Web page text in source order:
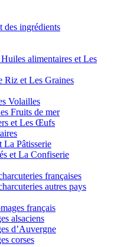
des ingrédients
alimentaires et Les
Riz et Les Graines
Volailles
Fruits de mer
et Les Œufs
La Pâtisserie
et La Confiserie
françaises
autres pays
français
alsaciens
d’Auvergne
corses